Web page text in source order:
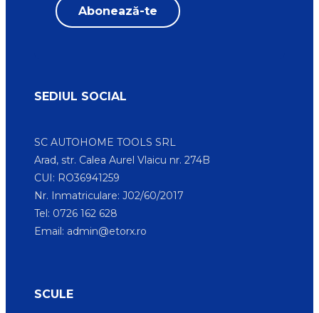
SEDIUL SOCIAL
SC AUTOHOME TOOLS SRL
Arad, str. Calea Aurel Vlaicu nr. 274B
CUI: RO36941259
Nr. Inmatriculare: J02/60/2017
Tel: 0726 162 628
Email: admin@etorx.ro
SCULE